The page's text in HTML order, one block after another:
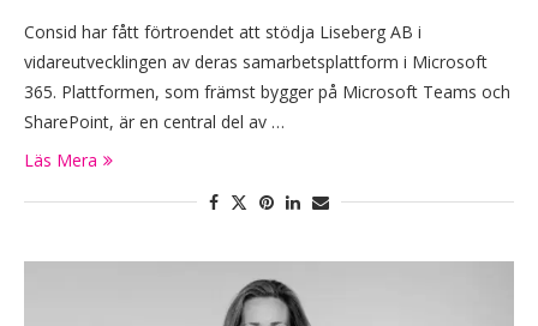
Consid har fått förtroendet att stödja Liseberg AB i
vidareutvecklingen av deras samarbetsplattform i Microsoft
365. Plattformen, som främst bygger på Microsoft Teams och
SharePoint, är en central del av …
Läs Mera